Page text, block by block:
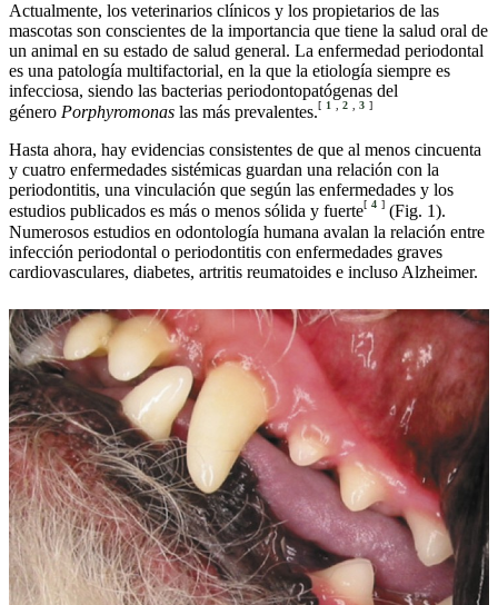
Actualmente, los veterinarios clínicos y los propietarios de las
mascotas son conscientes de la importancia que tiene la salud oral de
un animal en su estado de salud general. La enfermedad periodontal
es una patología multifactorial, en la que la etiología siempre es
infecciosa, siendo las bacterias periodontopatógenas del
género Porphyromonas las más prevalentes.[ 1 2 3 ]
Hasta ahora, hay evidencias consistentes de que al menos cincuenta
y cuatro enfermedades sistémicas guardan una relación con la
periodontitis, una vinculación que según las enfermedades y los
estudios publicados es más o menos sólida y fuerte[ 4 ] (Fig. 1).
Numerosos estudios en odontología humana avalan la relación entre
infección periodontal o periodontitis con enfermedades graves
cardiovasculares, diabetes, artritis reumatoides e incluso Alzheimer.